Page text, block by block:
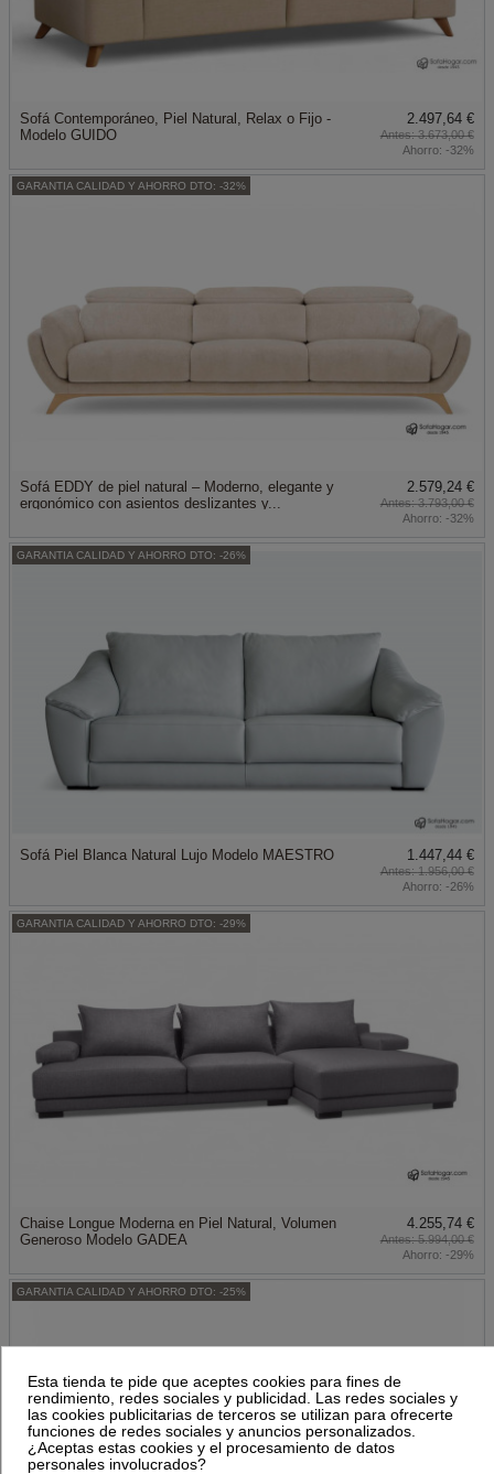
Sofá Contemporáneo, Piel Natural, Relax o Fijo -
Modelo GUIDO
2.497,64 €
3.673,00 €
Ahorro: -32%
GARANTIA CALIDAD Y AHORRO DTO: -32%
Sofá EDDY de piel natural – Moderno, elegante y
ergonómico con asientos deslizantes y...
2.579,24 €
3.793,00 €
Ahorro: -32%
GARANTIA CALIDAD Y AHORRO DTO: -26%
Sofá Piel Blanca Natural Lujo Modelo MAESTRO 1.447,44 €
1.956,00 €
Ahorro: -26%
GARANTIA CALIDAD Y AHORRO DTO: -29%
Chaise Longue Moderna en Piel Natural, Volumen
Generoso Modelo GADEA
4.255,74 €
5.994,00 €
Ahorro: -29%
GARANTIA CALIDAD Y AHORRO DTO: -25%
Esta tienda te pide que aceptes cookies para fines de
rendimiento, redes sociales y publicidad. Las redes sociales y
las cookies publicitarias de terceros se utilizan para ofrecerte
funciones de redes sociales y anuncios personalizados.
¿Aceptas estas cookies y el procesamiento de datos
personales involucrados?